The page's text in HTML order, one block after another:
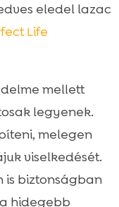
eledel lazac
Life
mellett
legyenek.
melegen
viselkedését.
is biztonságban
hidegebb